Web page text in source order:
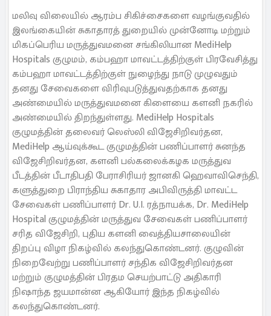
மலிவு விலையில் ஆரம்ப சிகிச்சைகளை வழங்குவதில்
இலங்கையின் சுகாதாரத் துறையில் முன்னோடி மற்றும்
மிகப்பெரிய மருத்துவமனை சங்கிலியான MediHelp
Hospitals குழுமம், கம்பஹா மாவட்டத்திற்குள் பிரவேசித்து
கம்பஹா மாவட்டத்திற்குள் நுழைந்து நாடு முழுவதும்
தனது சேவைகளை விரிவுபடுத்துவதற்காக தனது
அண்மையில் மருத்துவமனை கிளையை களனி நகரில்
அண்மையில் திறந்துள்ளது. MediHelp Hospitals
குழுமத்தின் தலைவர் லெஸ்லி விஜேசிறிவர்தன,
MediHelp ஆய்வுக்கூட குழுமத்தின் பணிப்பாளர் சுனந்த
விஜேசிறிவர்தன, களனி பல்கலைக்கழக மருத்துவ
பீடத்தின் பீடாதிபதி பேராசிரியர் ஜானகி ஹெவாவிசெந்தி,
களுத்துறை பிராந்திய சுகாதார அபிவிருத்தி மாவட்ட
சேவைகள் பணிப்பாளர் Dr. U.I. ரத்நாயக்க, Dr. MediHelp
Hospital குழுமத்தின் மருத்துவ சேவைகள் பணிப்பாளர்
சரித விஜேசிறி, புதிய களனி வைத்தியசாலையின்
திறப்பு விழா நிகழ்வில் கலந்துகொண்டனர். குழுவின்
நிறைவேற்று பணிப்பாளர் சந்திக விஜேசிறிவர்தன
மற்றும் குழுமத்தின் பிரதம செயற்பாட்டு அதிகாரி
நிஷாந்த ஜயமான்ன ஆகியோர் இந்த நிகழ்வில்
கலந்துகொண்டனர்.